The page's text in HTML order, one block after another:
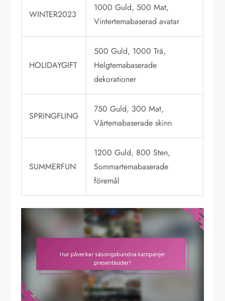
WINTER2023
1000 Guld, 500 Mat,
Vintertemabaserad avatar
HOLIDAYGIFT
500 Guld, 1000 Trä,
Helgtemabaserade
dekorationer
SPRINGFLING
750 Guld, 300 Mat,
Vårtemabaserade skinn
SUMMERFUN
1200 Guld, 800 Sten,
Sommartemabaserade
föremål